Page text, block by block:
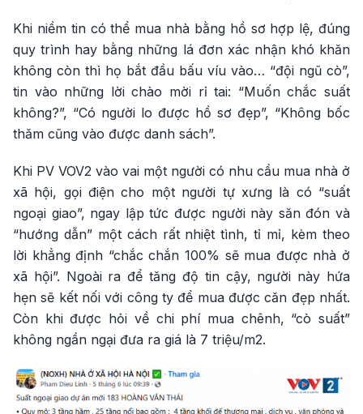
Khi niềm tin có thể mua nhà bằng hồ sơ hợp lệ, đúng
quy trình hay bằng những lá đơn xác nhận khó khăn
không còn thì họ bắt đầu bấu víu vào… “đội ngũ cò”,
tin vào những lời chào mời rỉ tai: “Muốn chắc suất
không?”, “Có người lo được hồ sơ đẹp”, “Không bốc
thăm cũng vào được danh sách”.
Khi PV VOV2 vào vai một người có nhu cầu mua nhà ở
xã hội, gọi điện cho một người tự xưng là có “suất
ngoại giao”, ngay lập tức được người này săn đón và
“hướng dẫn” một cách rất nhiệt tình, tỉ mỉ, kèm theo
lời khẳng định “chắc chắn 100% sẽ mua được nhà ở
xã hội”. Ngoài ra để tăng độ tin cậy, người này hứa
hẹn sẽ kết nối với công ty để mua được căn đẹp nhất.
Còn khi được hỏi về chi phí mua chênh, “cò suất”
không ngần ngại đưa ra giá là 7 triệu/m2.